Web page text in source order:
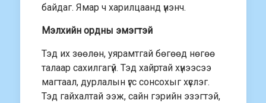
байдаг. Ямар ч харилцаанд үнэнч.
Мэлхийн ордны эмэгтэй
Тэд их зөөлөн, уярамтгай бөгөөд нөгөө
талаар сахилгагүй. Тэд хайртай хүнээсээ
магтаал, дурлалын үгс сонсохыг хүслэг.
Тэд гайхалтай ээж, сайн гэрийн эзэгтэй,